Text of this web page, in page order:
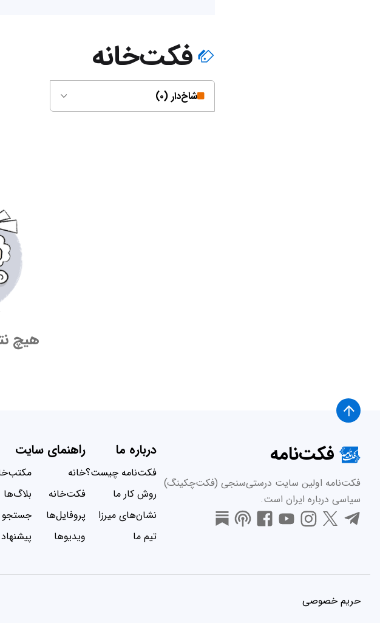
فکت‌خانه
شاخ‌دار (۰)
هیچ
فکت‌نامه
فکت‌نامه اولین سایت درستی‌سنجی (فکت‌چکینگ)
سیاسی درباره ایران است.
درباره ما
فکت‌نامه چیست؟
روش کار ما
نشان‌های میرزا
تیم ما
راهنمای سایت
خانه
فکت‌خانه
پروفایل‌ها
ویدیو‌ها
بلاگ‌ها
جستجو
حریم خصوصی